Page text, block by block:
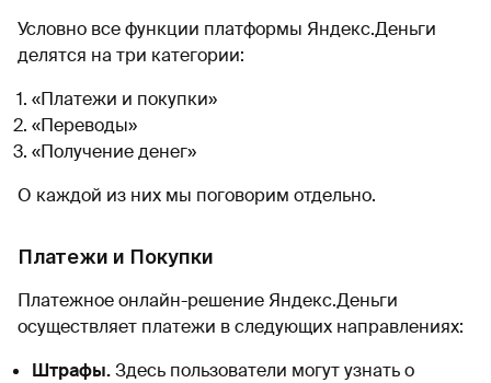
Условно все функции платформы Яндекс.Деньги
делятся на три категории:
«Платежи и покупки»
«Переводы»
«Получение денег»
О каждой из них мы поговорим отдельно.
Платежи и Покупки
Платежное онлайн-решение Яндекс.Деньги
осуществляет платежи в следующих направлениях:
Штрафы.Здесь пользователи могут узнать о